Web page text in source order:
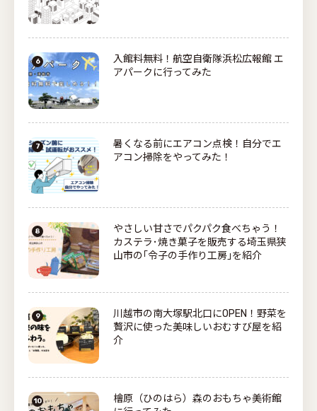
入館料無料！航空自衛隊浜松広報館 エ
アパークに行ってみた
暑くなる前にエアコン点検！自分でエ
アコン掃除をやってみた！
やさしい甘さでパクパク食べちゃう！
カステラ･焼き菓子を販売する埼玉県狭
山市の｢令子の手作り工房｣を紹介
川越市の南大塚駅北口にOPEN！野菜を
贅沢に使った美味しいおむすび屋を紹
介
檜原（ひのはら）森のおもちゃ美術館